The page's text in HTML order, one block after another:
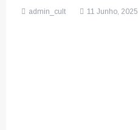
admin_cult 11 Junho, 2025